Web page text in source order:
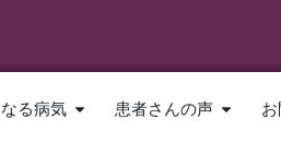
る病気 患者さんの声